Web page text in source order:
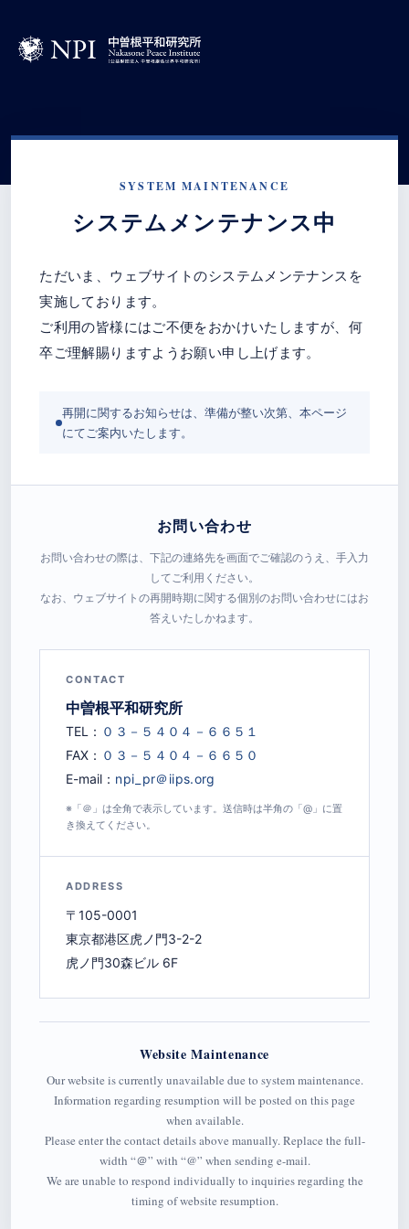
SYSTEM MAINTENANCE
システムメンテナンス中
ただいま、ウェブサイトのシステムメンテナンスを
実施しております。
ご利用の皆様にはご不便をおかけいたしますが、何
卒ご理解賜りますようお願い申し上げます。
再開に関するお知らせは、準備が整い次第、本ページ
にてご案内いたします。
お問い合わせ
お問い合わせの際は、下記の連絡先を画面でご確認のうえ、手入力
してご利用ください。
なお、ウェブサイトの再開時期に関する個別のお問い合わせにはお
答えいたしかねます。
CONTACT
中曽根平和研究所
TEL：
FAX：
E-mail：
※「＠」は全角で表示しています。送信時は半角の「@」に置
き換えてください。
ADDRESS
〒105-0001
東京都港区虎ノ門3-2-2
虎ノ門30森ビル 6F
Website Maintenance
Our website is currently unavailable due to system maintenance.
Information regarding resumption will be posted on this page
when available.
Please enter the contact details above manually. Replace the full-
width “＠” with “@” when sending e-mail.
We are unable to respond individually to inquiries regarding the
timing of website resumption.